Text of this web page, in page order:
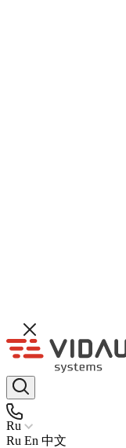
Ru
Ru En 中文